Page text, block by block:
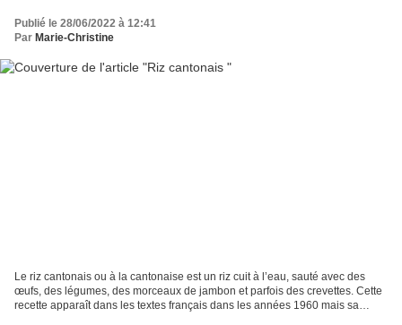
Publié le 28/06/2022 à 12:41
Par Marie-Christine
Le riz cantonais ou à la cantonaise est un riz cuit à l’eau, sauté avec des
œufs, des légumes, des morceaux de jambon et parfois des crevettes. Cette
recette apparaît dans les textes français dans les années 1960 mais sa